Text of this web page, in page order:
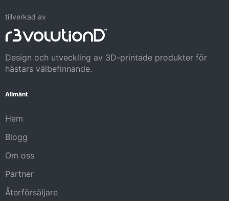
tillverkad av
Design och utveckling av 3D-printade produkter för
hästars välbefinnande.
Allmänt
Hem
Blogg
Om oss
Partner
Återförsäljare